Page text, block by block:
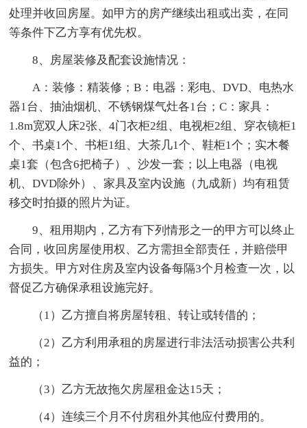
处理并收回房屋。如甲方的房产继续出租或出卖，在同
等条件下乙方享有优先权。
8、房屋装修及配套设施情况：
A：装修：精装修；B：电器：彩电、DVD、电热水
器1台、抽油烟机、不锈钢煤气灶各1台；C：家具：
1.8m宽双人床2张、4门衣柜2组、电视柜2组、穿衣镜柜1
个、书桌1个、书柜1组、大茶几1个、鞋柜1个；实木餐
桌1套（包含6把椅子）、沙发一套；以上电器（电视
机、DVD除外）、家具及室内设施（九成新）均有租赁
移交时拍摄的照片为证。
9、租用期内，乙方有下列情形之一的甲方可以终止
合同，收回房屋使用权、乙方需担全部责任，并赔偿甲
方损失。甲方对住房及室内设备每隔3个月检查一次，以
督促乙方确保承租设施完好。
（1）乙方擅自将房屋转租、转让或转借的；
（2）乙方利用承租的房屋进行非法活动损害公共利
益的；
（3）乙方无故拖欠房屋租金达15天；
（4）连续三个月不付房租外其他应付费用的。